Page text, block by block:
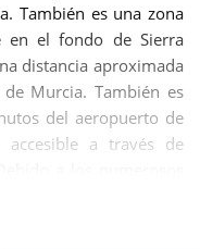
También es una zona
en el fondo de Sierra
distancia aproximada
Murcia. También es
del aeropuerto de
accesible a través de
centro de atracción